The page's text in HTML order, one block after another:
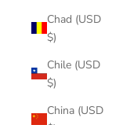
Chad (USD
$)
Chile (USD
$)
China (USD